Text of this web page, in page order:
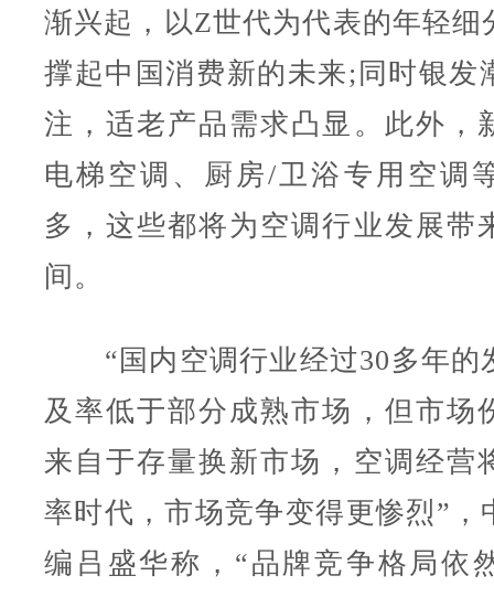
渐兴起，以Z世代为代表的年轻细
撑起中国消费新的未来;同时银发
注，适老产品需求凸显。此外，
电梯空调、厨房/卫浴专用空调
多，这些都将为空调行业发展带
间。
“国内空调行业经过30多年的
及率低于部分成熟市场，但市场
来自于存量换新市场，空调经营
率时代，市场竞争变得更惨烈”，
编吕盛华称，“品牌竞争格局依